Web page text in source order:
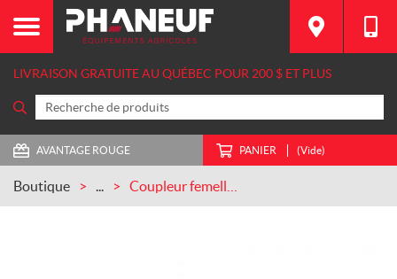
LIVRAISON GRATUITE AU QUÉBEC POUR 200 $ ET PLUS
AVANTAGE ROUGE PANIER (Vide)
Boutique ...